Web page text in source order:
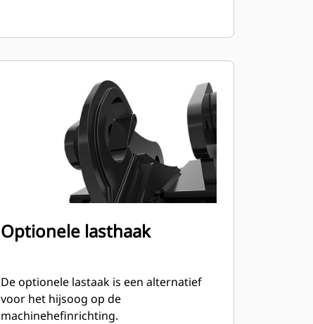
Optionele lasthaak
De optionele lastaak is een alternatief
voor het hijsoog op de
machinehefinrichting.